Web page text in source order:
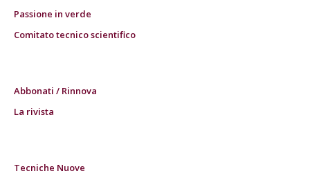
Passione in verde
Comitato tecnico scientifico
Abbonati / Rinnova
La rivista
Tecniche Nuove